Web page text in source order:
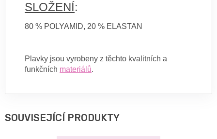
SLOŽENÍ:
80 % POLYAMID, 20 % ELASTAN
Plavky jsou vyrobeny z těchto kvalitních a
funkčních materiálů.
SOUVISEJÍCÍ PRODUKTY